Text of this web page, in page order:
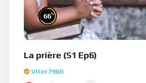
66%
La prière (S1 Ep6)
Viter7960